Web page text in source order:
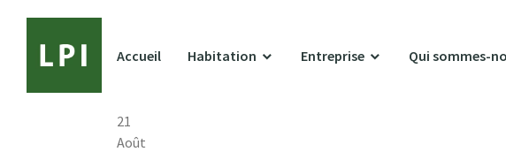
Accueil Habitation Entreprise Qui sommes-
21
Août